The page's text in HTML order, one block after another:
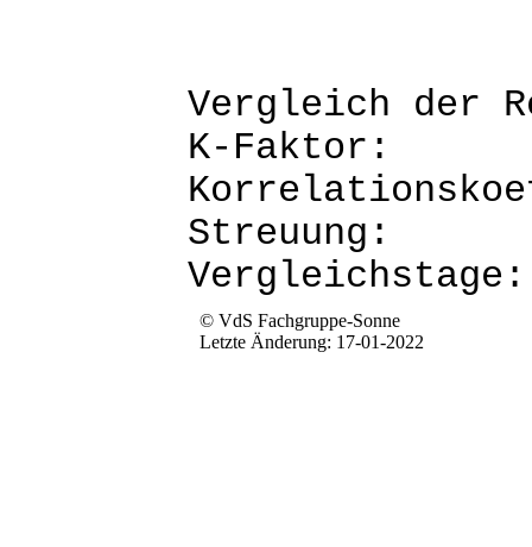
Vergleich der
K-
© VdS Fachgruppe-Sonne
Letzte Änderung: 17-01-2022